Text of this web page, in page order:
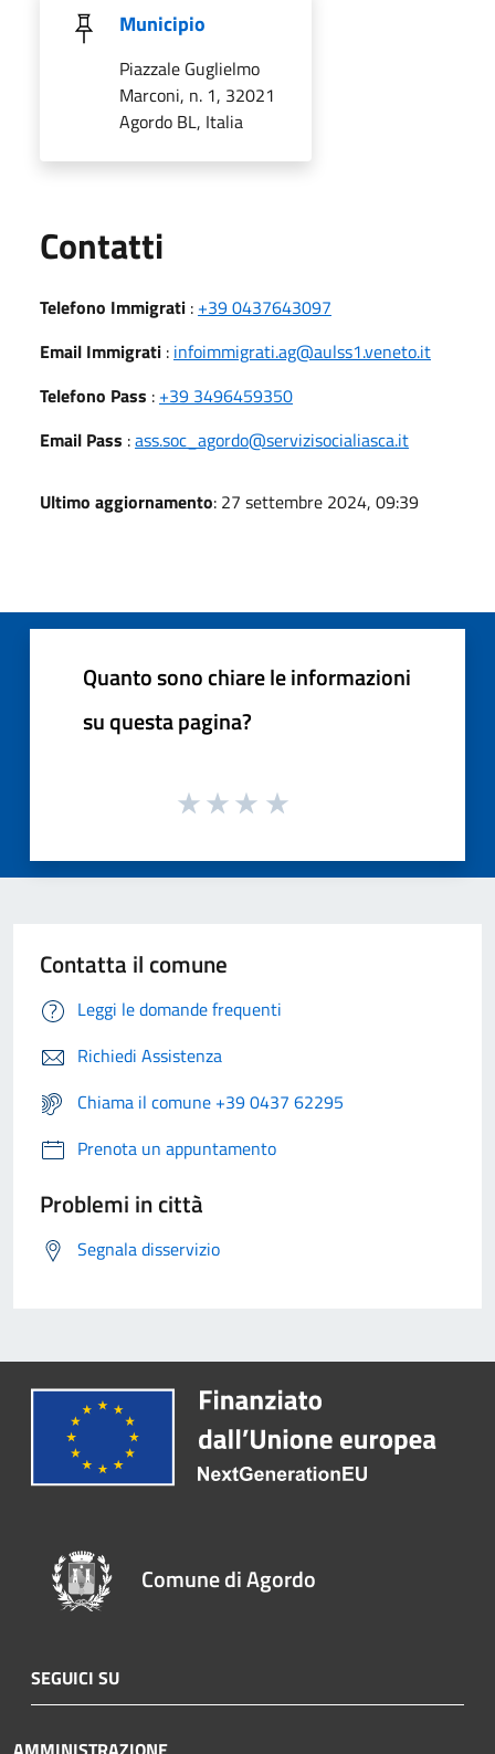
Municipio
Piazzale Guglielmo
Marconi, n. 1, 32021
Agordo BL, Italia
Contatti
Telefono Immigrati : +39 0437643097
Email Immigrati : infoimmigrati.ag@aulss1.veneto.it
Telefono Pass : +39 3496459350
Email Pass :ass.soc_agordo@servizisocialiasca.it
Ultimo aggiornamento: 27 settembre 2024, 09:39
Quanto sono chiare le informazioni
su questa pagina?
Contatta il comune
Leggi le domande frequenti
Richiedi Assistenza
Chiama il comune +39 0437 62295
Prenota un appuntamento
Problemi in città
Segnala disservizio
Comune di Agordo
SEGUICI SU